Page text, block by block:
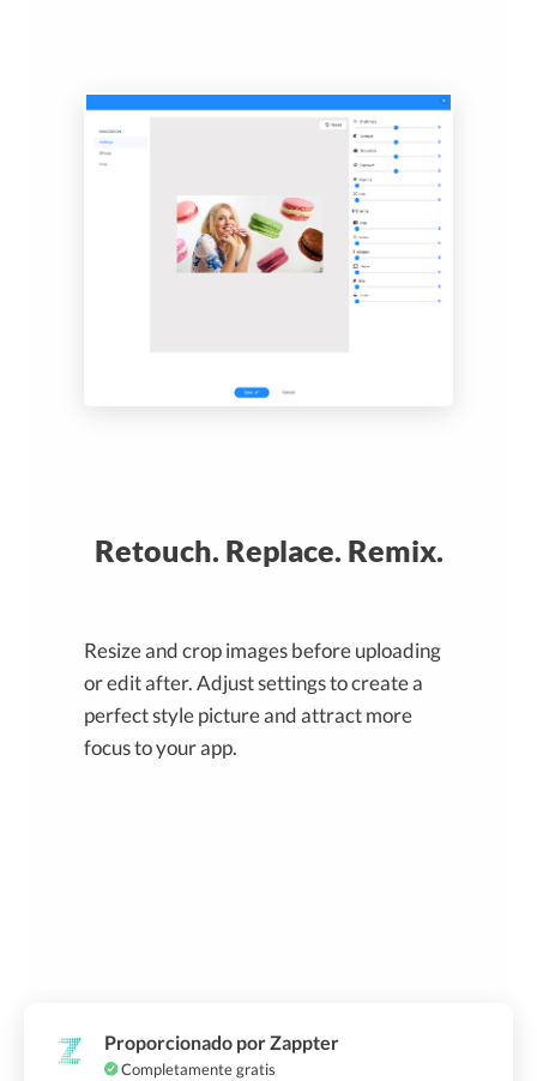
Retouch. Replace. Remix.
Resize and crop images before uploading
or edit after. Adjust settings to create a
perfect style picture and attract more
focus to your app.
Proporcionado por Zappter
Completamente gratis